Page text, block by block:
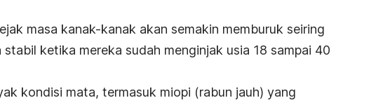
masa kanak-kanak akan semakin memburuk seiring
ketika mereka sudah menginjak usia 18 sampai 40
kondisi mata, termasuk miopi (rabun jauh) yang